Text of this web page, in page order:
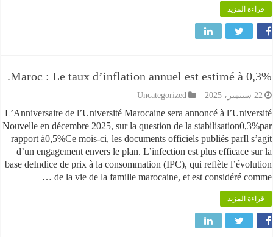
المزيد
Maroc : Le taux d’inflation annuel est estimé à
Uncategorized
L’Anniversaire de l’Université Marocaine sera annoncé à
Nouvelle en décembre 2025, sur la question de la
rapport à0,5%Ce mois-ci, les documents officiels publiés parIl
d’un engagement envers le plan. L’infection est plus
base deIndice de prix à la consommation (IPC), qui reflète
de la vie de la famille marocaine, et est considéré
المزيد